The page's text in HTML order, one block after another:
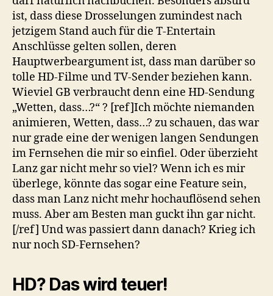
ist, dass diese Drosselungen zumindest nach
jetzigem Stand auch für die T-Entertain
Anschlüsse gelten sollen, deren
Hauptwerbeargument ist, dass man darüber so
tolle HD-Filme und TV-Sender beziehen kann.
Wieviel GB verbraucht denn eine HD-Sendung
„Wetten, dass…?“ ? [ref]Ich möchte niemanden
animieren, Wetten, dass…? zu schauen, das war
nur grade eine der wenigen langen Sendungen
im Fernsehen die mir so einfiel. Oder überzieht
Lanz gar nicht mehr so viel? Wenn ich es mir
überlege, könnte das sogar eine Feature sein,
dass man Lanz nicht mehr hochauflösend sehen
muss. Aber am Besten man guckt ihn gar nicht.
[/ref] Und was passiert dann danach? Krieg ich
nur noch SD-Fernsehen?
HD? Das wird teuer!